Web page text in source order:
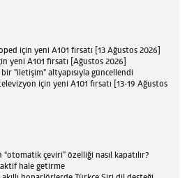
için yeni A101 fırsatı [13 Ağustos 2026]
yeni A101 fırsatı [Ağustos 2026]
bir "iletişim" altyapısıyla güncellendi
için yeni A101 fırsatı [13-19 Ağustos
çeviri” özelliği nasıl kapatılır?
aktif hale getirme